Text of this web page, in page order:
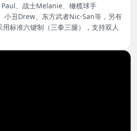
、战士Melanie、橄榄球手
小丑Drew、东方武者Nic-San等，另有
用标准六键制（三拳三腿），支持双人